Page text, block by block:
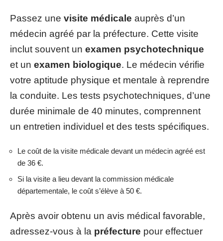
Passez une visite médicale auprès d’un
médecin agréé par la préfecture. Cette visite
inclut souvent un examen psychotechnique
et un examen biologique. Le médecin vérifie
votre aptitude physique et mentale à reprendre
la conduite. Les tests psychotechniques, d’une
durée minimale de 40 minutes, comprennent
un entretien individuel et des tests spécifiques.
Le coût de la visite médicale devant un médecin agréé est
de 36 €.
Si la visite a lieu devant la commission médicale
départementale, le coût s’élève à 50 €.
Après avoir obtenu un avis médical favorable,
adressez-vous à la préfecture pour effectuer